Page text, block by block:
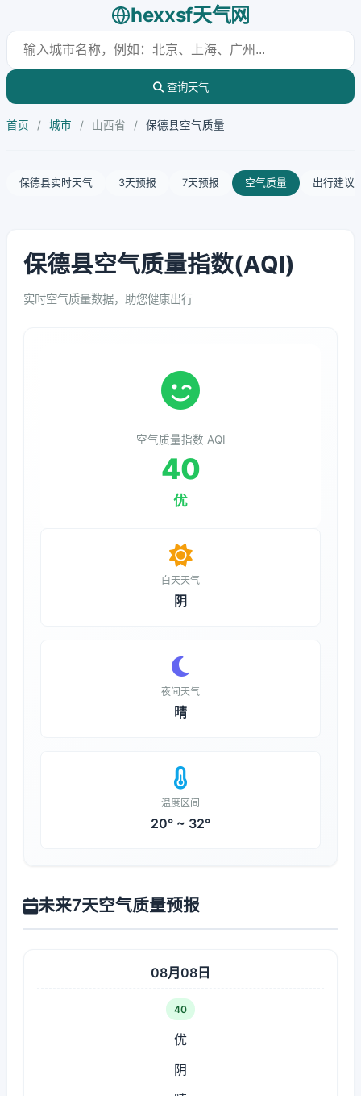
hexxsf天气网
查询天气
首页 / 城市 / 山西省 / 保德县空气质量
保德县实时天气 3天预报 7天预报 空气质量 出行建议
保德县空气质量指数(AQI)
实时空气质量数据，助您健康出行
空气质量指数 AQI
40
优
白天天气
阴
夜间天气
晴
温度区间
20° ~ 32°
未来7天空气质量预报
08月08日
40
优
阴